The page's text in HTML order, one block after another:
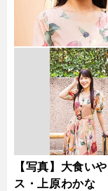
【写真】大食い
ス・上原わかな